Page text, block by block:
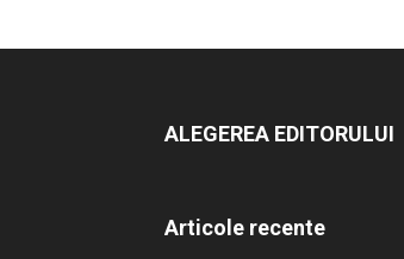
ALEGEREA EDITORULUI
Articole recente